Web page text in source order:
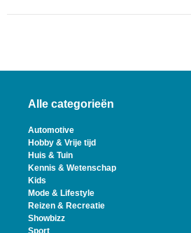
Alle categorieën
Automotive
Hobby & Vrije tijd
Huis & Tuin
Kennis & Wetenschap
Kids
Mode & Lifestyle
Reizen & Recreatie
Showbizz